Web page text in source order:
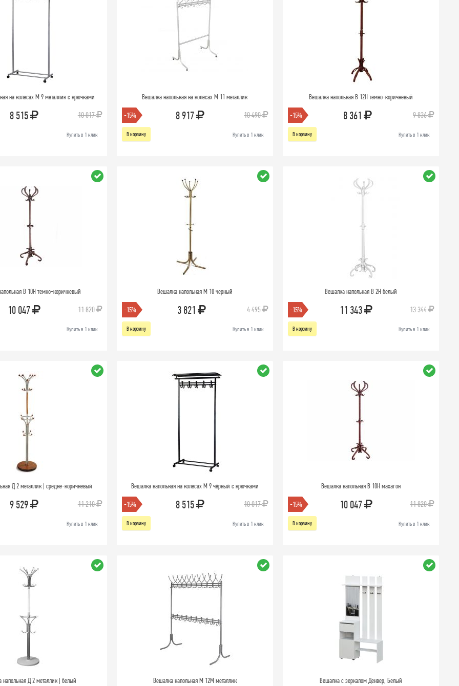
на колесах М 9 металлик с крючками
8 515 10 017
Купить в 1 клик
Вешалка напольная на колесах М 11 металлик
-15% 8 917 10 490
В корзину Купить в 1 клик
Вешалка напольная В 12Н темно-коричневый
-15% 8 361 9 836
В корзину Купить в 1 клик
В 10Н темно-коричневый
10 047 11 820
Купить в 1 клик
Вешалка напольная М 10 черный
-15% 3 821 4 495
В корзину Купить в 1 клик
Вешалка напольная В 2Н белый
-15% 11 343 13 344
В корзину Купить в 1 клик
Д 2 металлик | средне-коричневый
9 529 11 210
Купить в 1 клик
Вешалка напольная на колесах М 9 чёрный с крючками
-15% 8 515 10 017
В корзину Купить в 1 клик
Вешалка напольная В 10Н махагон
-15% 10 047 11 820
В корзину Купить в 1 клик
напольная Д 2 металлик | белый Вешалка напольная М 12М металлик Вешалка с зеркалом Денвер, Белый